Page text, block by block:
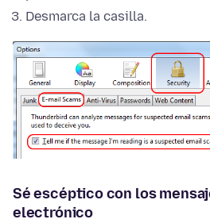
Desmarca la casilla.
Sé escéptico con los
electrónico